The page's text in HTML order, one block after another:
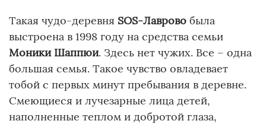
Такая чудо-деревня SOS-Лаврово была
выстроена в 1998 году на средства семьи
Моники Шаппюи. Здесь нет чужих. Все – одна
большая семья. Такое чувство овладевает
тобой с первых минут пребывания в деревне.
Смеющиеся и лучезарные лица детей,
наполненные теплом и добротой глаза,